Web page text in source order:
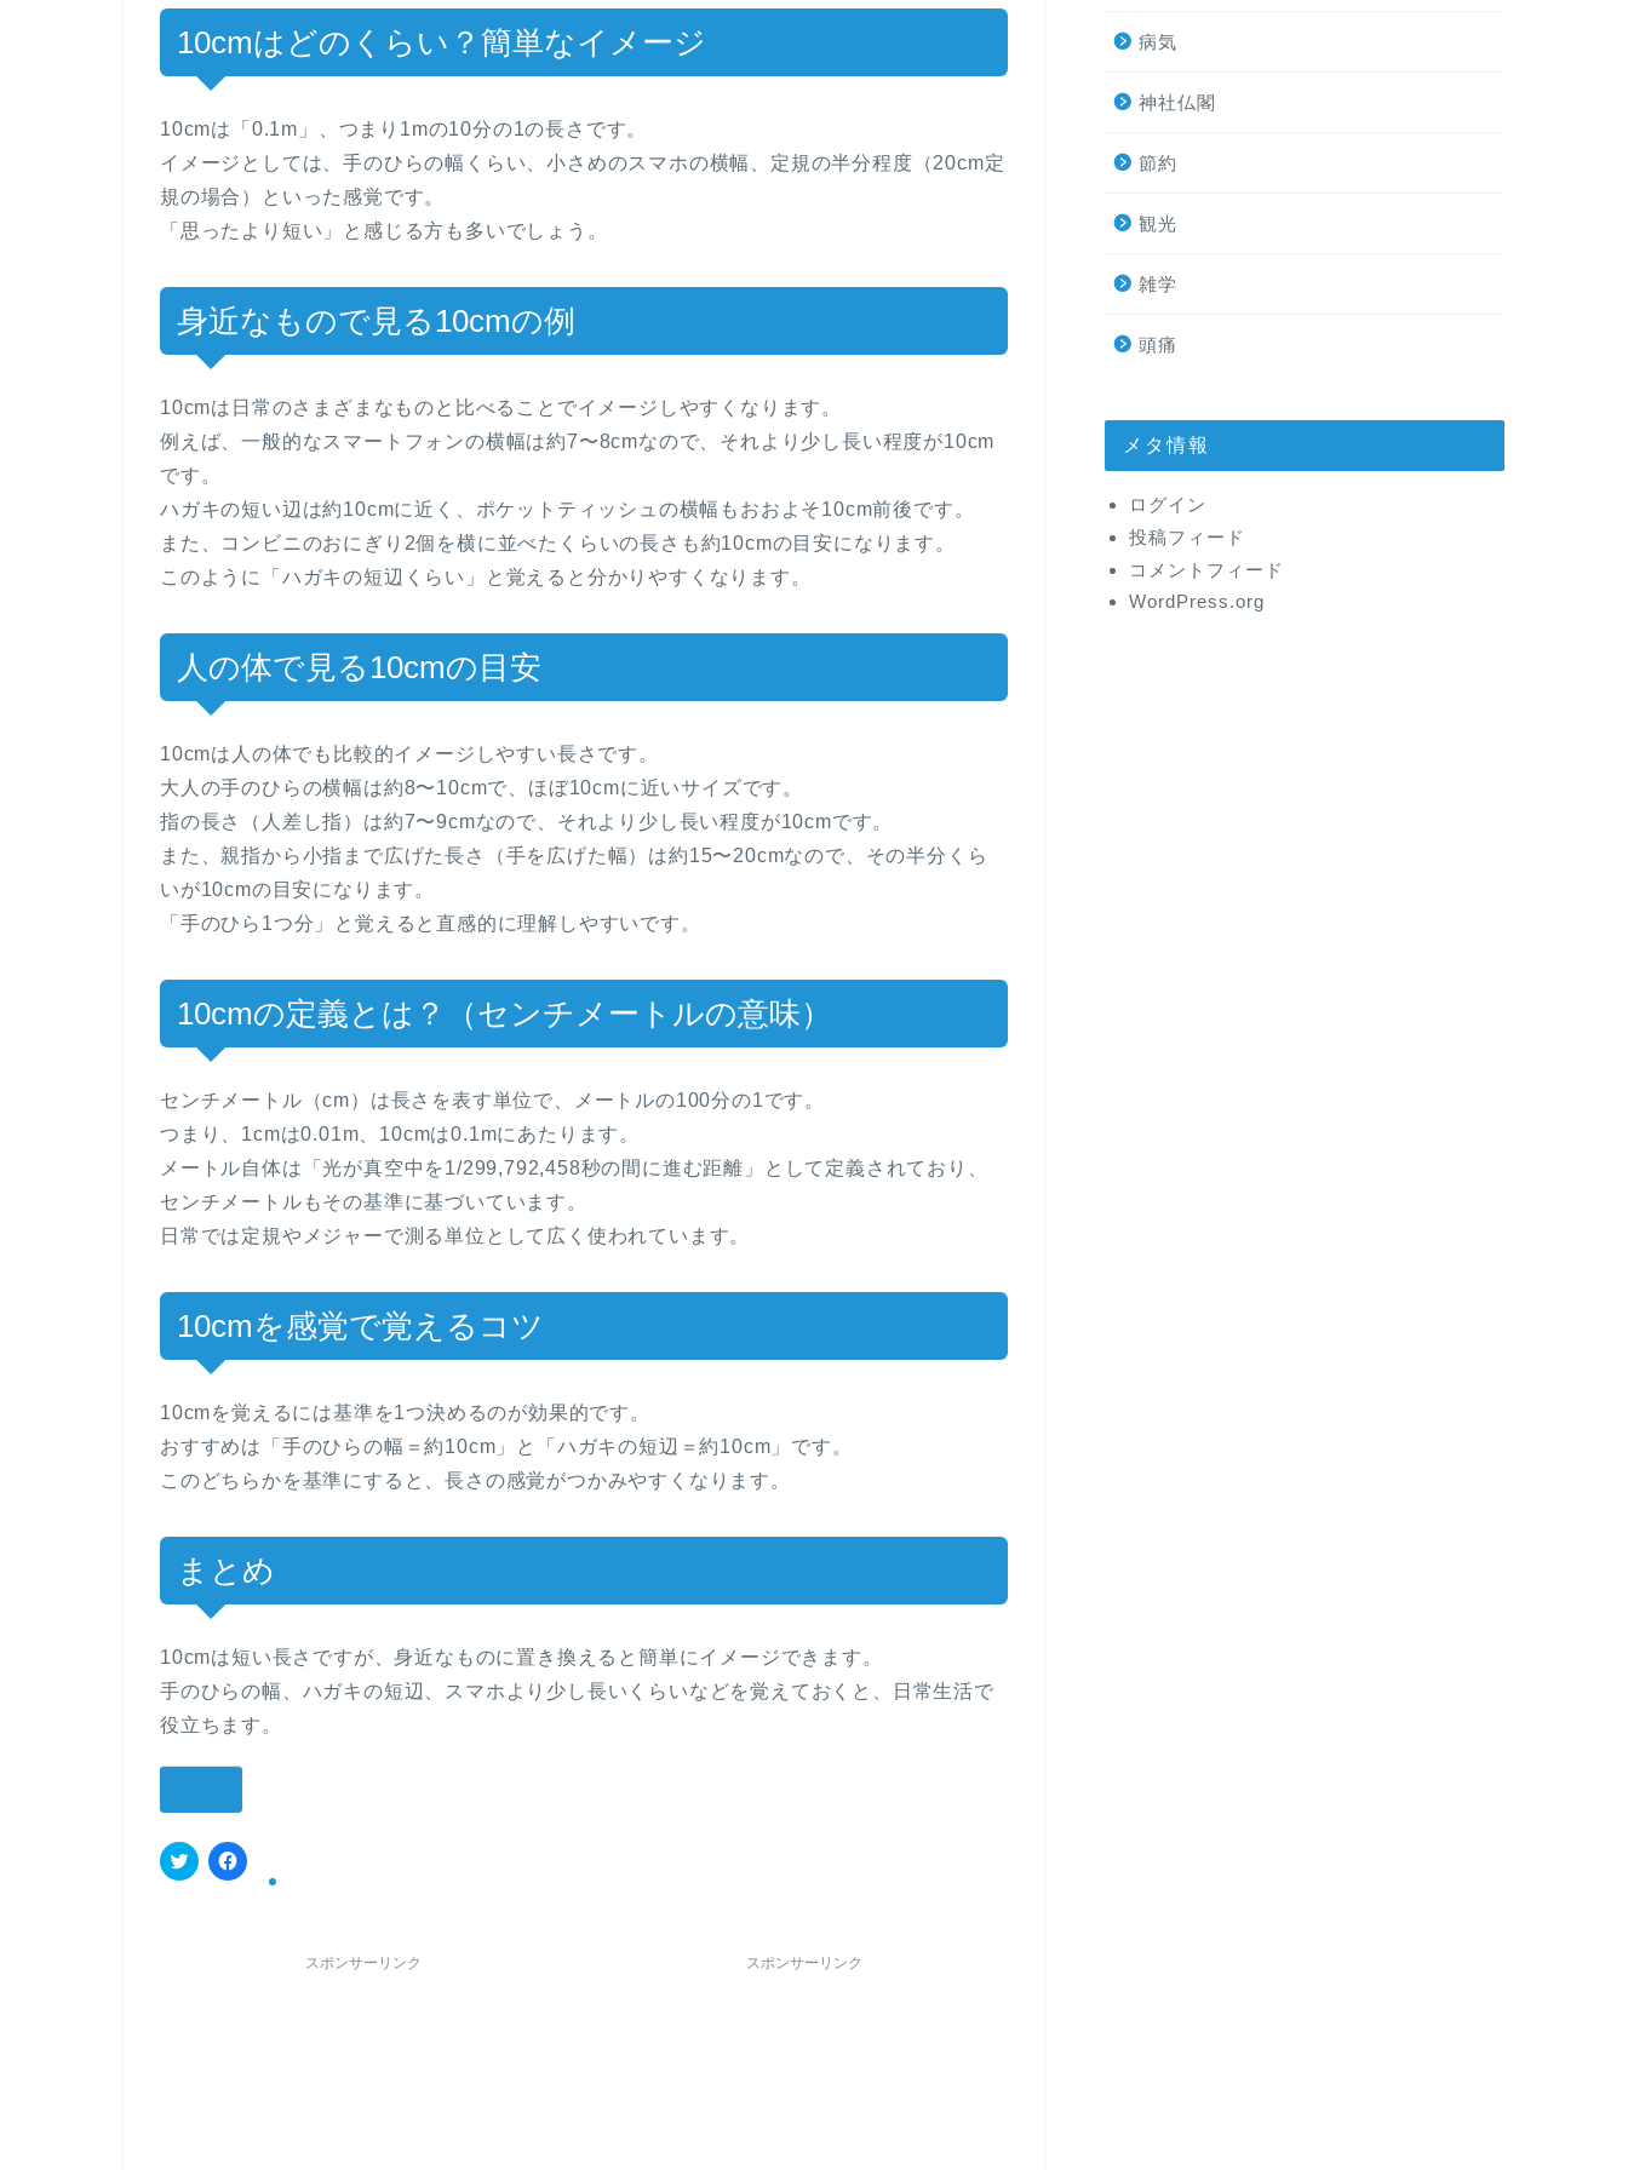
10cmはどのくらい？簡単なイメージ
10cmは「0.1m」、つまり1mの10分の1の長さです。
イメージとしては、手のひらの幅くらい、小さめのスマホの横幅、定規の半分程度（20cm定
規の場合）といった感覚です。
「思ったより短い」と感じる方も多いでしょう。
身近なもので見る10cmの例
10cmは日常のさまざまなものと比べることでイメージしやすくなります。
例えば、一般的なスマートフォンの横幅は約7〜8cmなので、それより少し長い程度が10cm
です。
ハガキの短い辺は約10cmに近く、ポケットティッシュの横幅もおおよそ10cm前後です。
また、コンビニのおにぎり2個を横に並べたくらいの長さも約10cmの目安になります。
このように「ハガキの短辺くらい」と覚えると分かりやすくなります。
人の体で見る10cmの目安
10cmは人の体でも比較的イメージしやすい長さです。
大人の手のひらの横幅は約8〜10cmで、ほぼ10cmに近いサイズです。
指の長さ（人差し指）は約7〜9cmなので、それより少し長い程度が10cmです。
また、親指から小指まで広げた長さ（手を広げた幅）は約15〜20cmなので、その半分くら
いが10cmの目安になります。
「手のひら1つ分」と覚えると直感的に理解しやすいです。
10cmの定義とは？（センチメートルの意味）
センチメートル（cm）は長さを表す単位で、メートルの100分の1です。
つまり、1cmは0.01m、10cmは0.1mにあたります。
メートル自体は「光が真空中を1/299,792,458秒の間に進む距離」として定義されており、
センチメートルもその基準に基づいています。
日常では定規やメジャーで測る単位として広く使われています。
10cmを感覚で覚えるコツ
10cmを覚えるには基準を1つ決めるのが効果的です。
おすすめは「手のひらの幅＝約10cm」と「ハガキの短辺＝約10cm」です。
このどちらかを基準にすると、長さの感覚がつかみやすくなります。
まとめ
10cmは短い長さですが、身近なものに置き換えると簡単にイメージできます。
手のひらの幅、ハガキの短辺、スマホより少し長いくらいなどを覚えておくと、日常生活で
役立ちます。
ク F
スポンサーリンク スポンサーリンク
病気
神社仏閣
節約
観光
雑学
頭痛
メタ情報
ログイン
投稿フィード
コメントフィード
WordPress.org